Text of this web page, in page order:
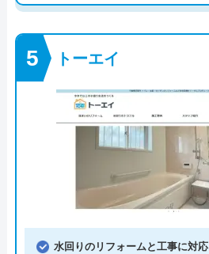
トーエイ
水回りのリフォームと工事に対応